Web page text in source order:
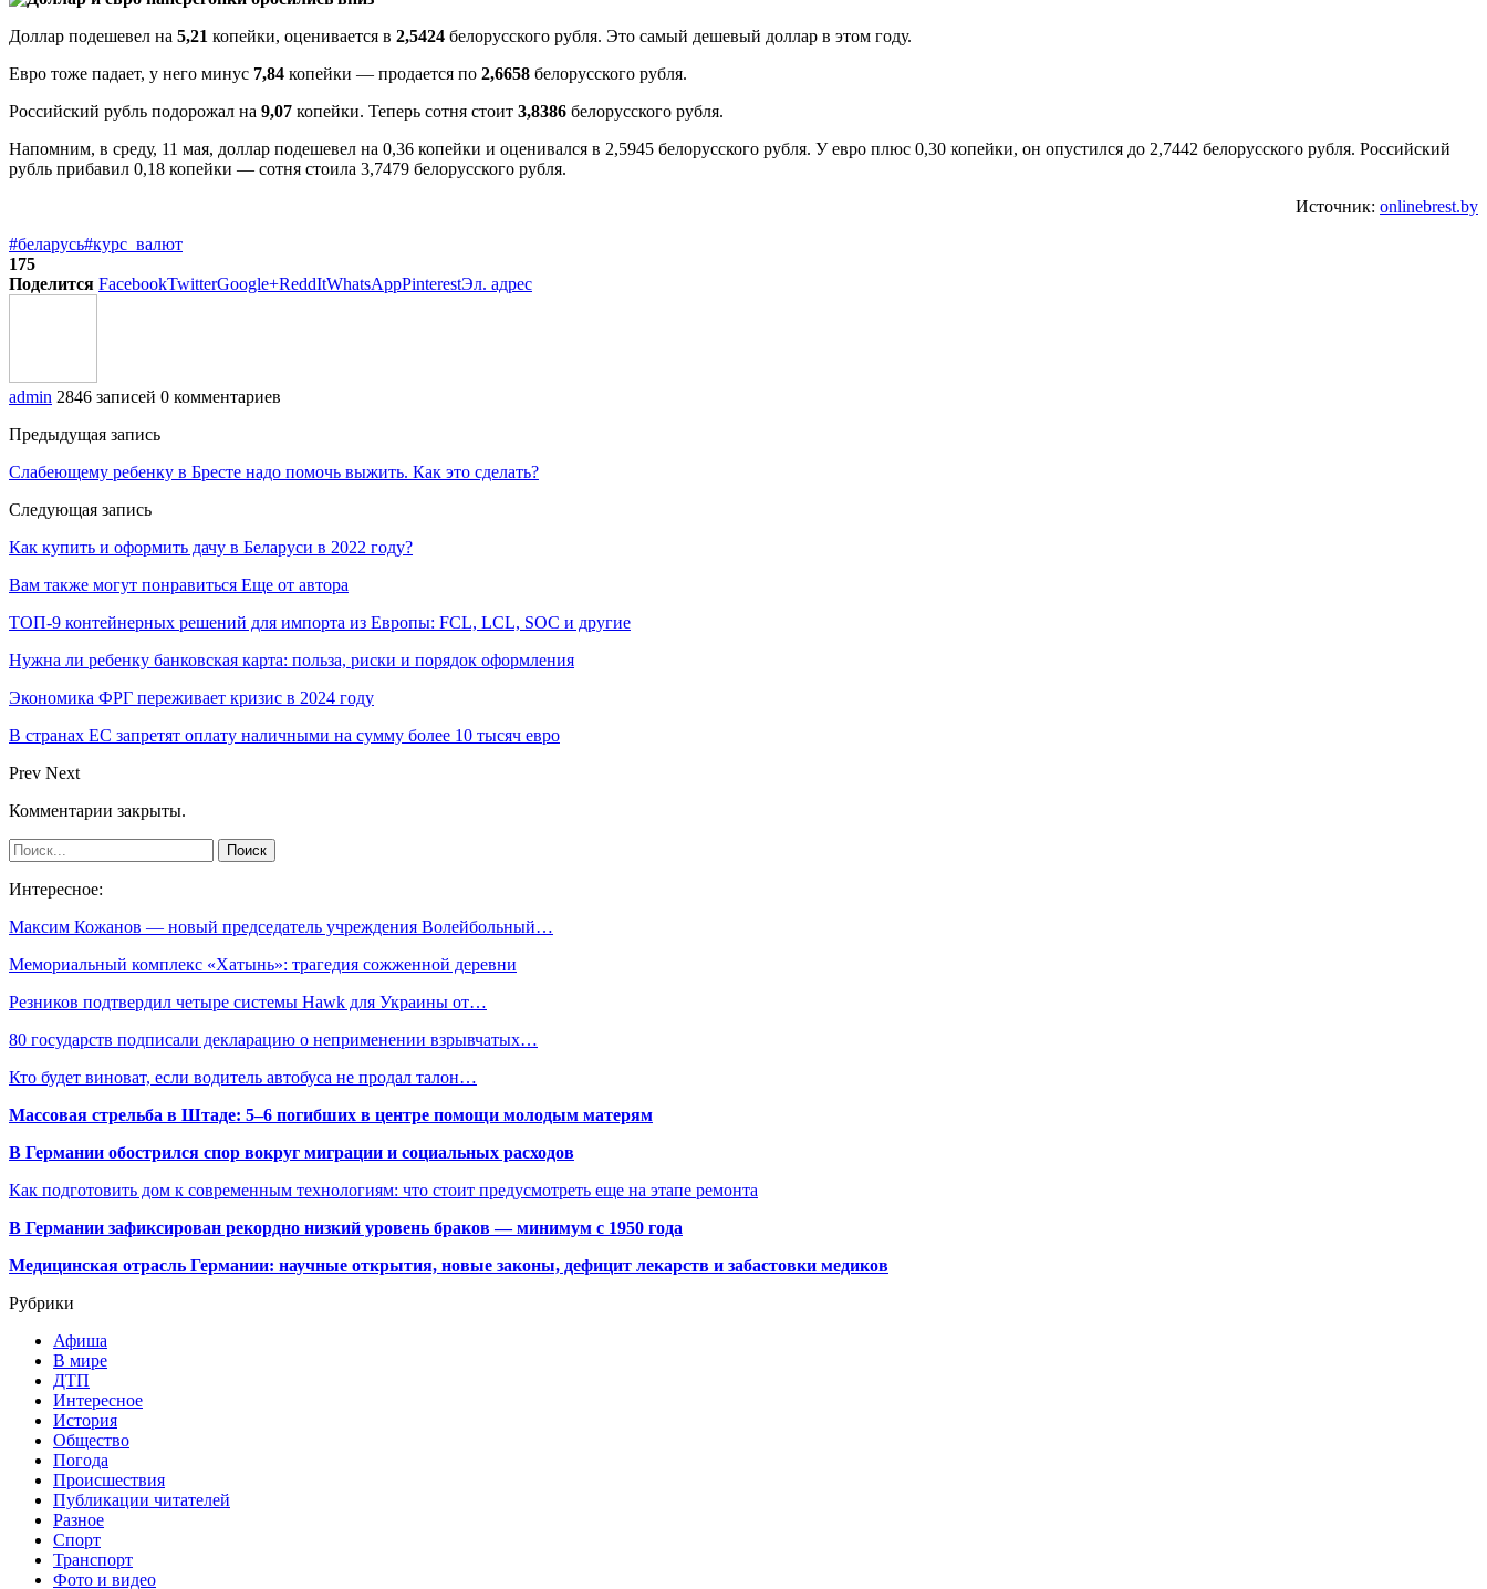
Доллар подешевел на 5,21 копейки, оценивается в 2,5424 белорусского рубля. Это самый дешевый доллар в этом году.
Евро тоже падает, у него минус 7,84 копейки — продается по 2,6658 белорусского рубля.
Российский рубль подорожал на 9,07 копейки. Теперь сотня стоит 3,8386 белорусского рубля.
Напомним, в среду, 11 мая, доллар подешевел на 0,36 копейки и оценивался в 2,5945 белорусского рубля. У евро плюс 0,30 копейки, он опустился до 2,7442 белорусского рубля. Российский
рубль прибавил 0,18 копейки — сотня стоила 3,7479 белорусского рубля.
Источник: onlinebrest.by
#беларусь#курс_валют
175
Поделится FacebookTwitterGoogle+ReddItWhatsAppPinterestЭл. адрес
admin 2846 записей 0 комментариев
Предыдущая запись
Слабеющему ребенку в Бресте надо помочь выжить. Как это сделать?
Следующая запись
Как купить и оформить дачу в Беларуси в 2022 году?
Вам также могут понравиться Еще от автора
ТОП-9 контейнерных решений для импорта из Европы: FCL, LCL, SOC и другие
Нужна ли ребенку банковская карта: польза, риски и порядок оформления
Экономика ФРГ переживает кризис в 2024 году
В странах ЕС запретят оплату наличными на сумму более 10 тысяч евро
Prev Next
Комментарии закрыты.
Интересное:
Максим Кожанов — новый председатель учреждения Волейбольный…
Мемориальный комплекс «Хатынь»: трагедия сожженной деревни
Резников подтвердил четыре системы Hawk для Украины от…
80 государств подписали декларацию о неприменении взрывчатых…
Кто будет виноват, если водитель автобуса не продал талон…
Массовая стрельба в Штаде: 5–6 погибших в центре помощи молодым матерям
В Германии обострился спор вокруг миграции и социальных расходов
Как подготовить дом к современным технологиям: что стоит предусмотреть еще на этапе ремонта
В Германии зафиксирован рекордно низкий уровень браков — минимум с 1950 года
Медицинская отрасль Германии: научные открытия, новые законы, дефицит лекарств и забастовки медиков
Рубрики
Афиша
В мире
ДТП
Интересное
История
Общество
Погода
Происшествия
Публикации читателей
Разное
Спорт
Транспорт
Фото и видео